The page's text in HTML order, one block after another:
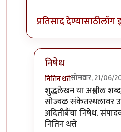
प्रतिसाद देण्यासाठीलॉग
निषेध
नितिन थत्तेसोमवार, 21/06/
In reply toशुद्धलेखन
शुद्धलेखन या अश्लील
सोज्वळ संकेतस्थलावर
अदितीबैंचा निषेध.
नितिन थत्ते